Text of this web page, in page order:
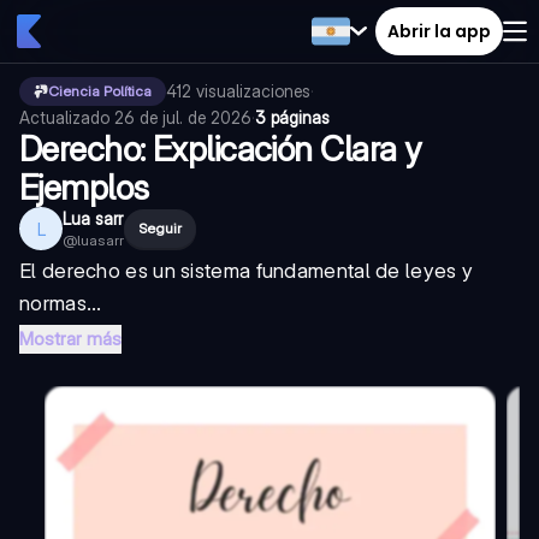
Abrir la app
Ciencia Política 412 visualizaciones·
Actualizado 26 de jul. de 2026·3 páginas
Derecho: Explicación Clara y
Ejemplos
L Lua sarr
@luasarr
Seguir
El derecho es un sistema fundamental de leyes y
normas...
Mostrar más